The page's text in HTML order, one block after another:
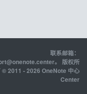
联系邮箱：
。 版权所
© 2011 - 2026 OneNote 中心
Center